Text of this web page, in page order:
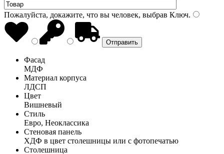
Пожалуйста, докажите, что вы человек, выбрав Ключ.
Фасад
МДФ
Материал корпуса
ЛДСП
Цвет
Вишневый
Стиль
Евро, Неоклассика
Стеновая панель
ХДФ в цвет столешницы или с фотопечатью
Столешница